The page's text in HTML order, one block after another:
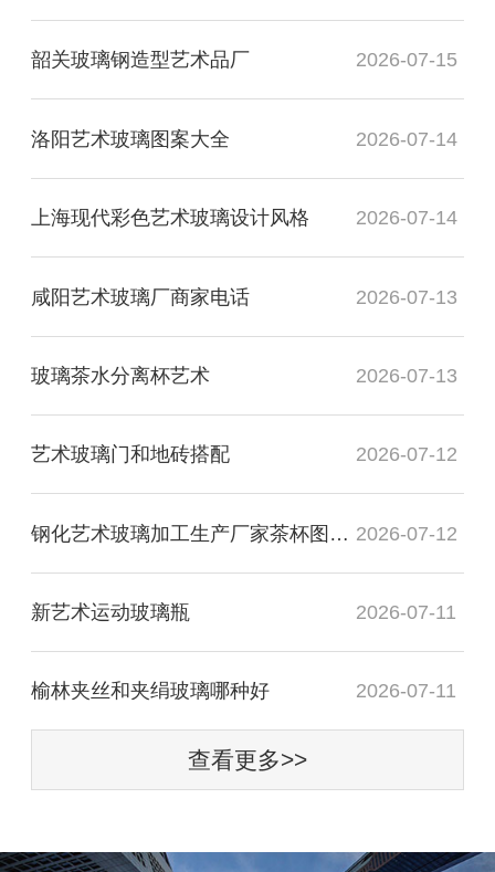
韶关玻璃钢造型艺术品厂 2026-07-15
洛阳艺术玻璃图案大全 2026-07-14
上海现代彩色艺术玻璃设计风格 2026-07-14
咸阳艺术玻璃厂商家电话 2026-07-13
玻璃茶水分离杯艺术 2026-07-13
艺术玻璃门和地砖搭配 2026-07-12
钢化艺术玻璃加工生产厂家茶杯图片高清 2026-07-12
新艺术运动玻璃瓶 2026-07-11
榆林夹丝和夹绢玻璃哪种好 2026-07-11
查看更多>>